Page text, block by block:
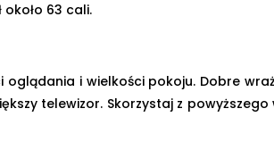
około 63 cali.
i wielkości pokoju. Dobre
telewizor. Skorzystaj z